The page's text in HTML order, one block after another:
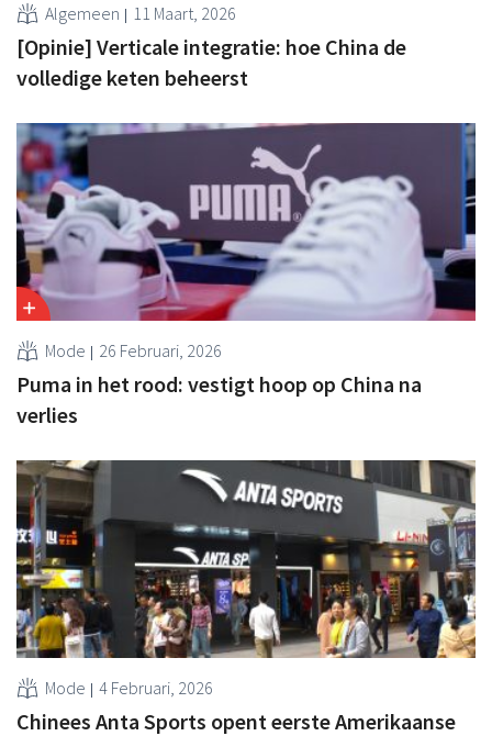
Algemeen 11 Maart, 2026
[Opinie] Verticale integratie: hoe China de
volledige keten beheerst
Mode 26 Februari, 2026
Puma in het rood: vestigt hoop op China na
verlies
Mode 4 Februari, 2026
Chinees Anta Sports opent eerste Amerikaanse